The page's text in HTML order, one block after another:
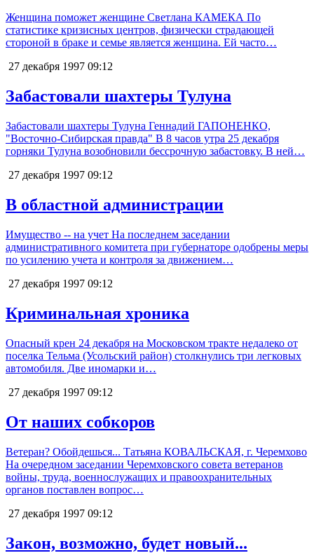
Женщина поможет женщине Светлана КАМЕКА По
статистике кризисных центров, физически страдающей
стороной в браке и семье является женщина. Ей часто…
27 декабря 1997 09:12
Забастовали шахтеры Тулуна
Забастовали шахтеры Тулуна Геннадий ГАПОНЕНКО,
"Восточно-Сибирская правда" В 8 часов утра 25 декабря
горняки Тулуна возобновили бессрочную забастовку. В ней…
27 декабря 1997 09:12
В областной администрации
Имущество -- на учет На последнем заседании
административного комитета при губернаторе одобрены меры
по усилению учета и контроля за движением…
27 декабря 1997 09:12
Криминальная хроника
Опасный крен 24 декабря на Московском тракте недалеко от
поселка Тельма (Усольский район) столкнулись три легковых
автомобиля. Две иномарки и…
27 декабря 1997 09:12
От наших собкоров
Ветеран? Обойдешься... Татьяна КОВАЛЬСКАЯ, г. Черемхово
На очередном заседании Черемховского совета ветеранов
войны, труда, военнослужащих и правоохранительных
органов поставлен вопрос…
27 декабря 1997 09:12
Закон, возможно, будет новый...